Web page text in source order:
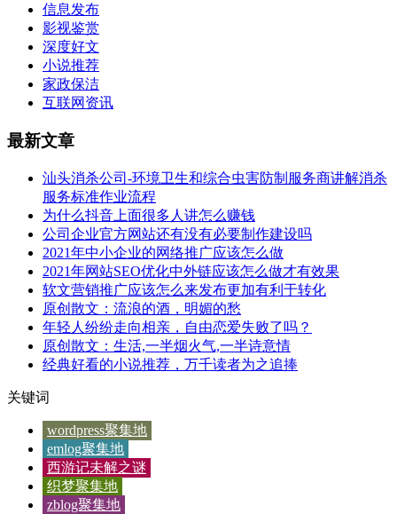
信息发布
影视鉴赏
深度好文
小说推荐
家政保洁
互联网资讯
最新文章
汕头消杀公司-环境卫生和综合虫害防制服务商讲解消杀
服务标准作业流程
为什么抖音上面很多人讲怎么赚钱
公司企业官方网站还有没有必要制作建设吗
2021年中小企业的网络推广应该怎么做
2021年网站SEO优化中外链应该怎么做才有效果
软文营销推广应该怎么来发布更加有利于转化
原创散文：流浪的酒，明媚的愁
年轻人纷纷走向相亲，自由恋爱失败了吗？
原创散文：生活,一半烟火气,一半诗意情
经典好看的小说推荐，万千读者为之追捧
关键词
wordpress聚集地
emlog聚集地
西游记未解之谜
织梦聚集地
zblog聚集地